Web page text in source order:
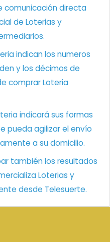
comunicación directa
de Loterias y
indican los numeros
y los décimos de
comprar Loteria
indicará sus formas
pueda agilizar el envío
a su domicilio.
también los resultados
Loterias y
desde Telesuerte.